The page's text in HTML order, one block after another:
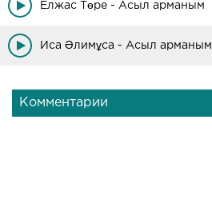
Елжас Төре - Асыл арманым
Иса Əлимұса - Асыл арманым
Комментарии